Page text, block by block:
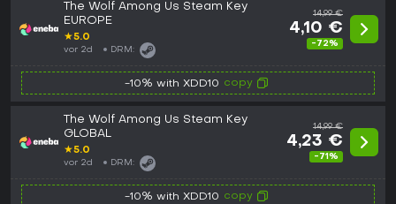
The Wolf Among Us Steam Key
EUROPE
★5.0
vor 2d DRM:
14,99 €
4,10 €
-72%
-10% with XDD10 copy
The Wolf Among Us Steam Key
GLOBAL
★5.0
vor 2d DRM:
14,99 €
4,23 €
-71%
-10% with XDD10 copy